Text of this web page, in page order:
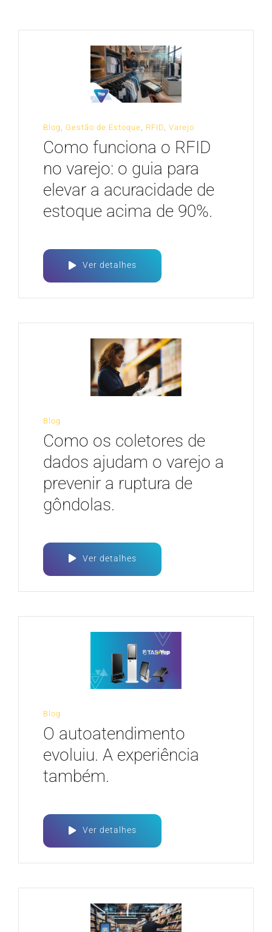
Blog, Gestão de Estoque, RFID, Varejo
Como funciona o RFID
no varejo: o guia para
elevar a acuracidade de
estoque acima de 90%.
Ver detalhes
Blog
Como os coletores de
dados ajudam o varejo a
prevenir a ruptura de
gôndolas.
Ver detalhes
Blog
O autoatendimento
evoluiu. A experiência
também.
Ver detalhes